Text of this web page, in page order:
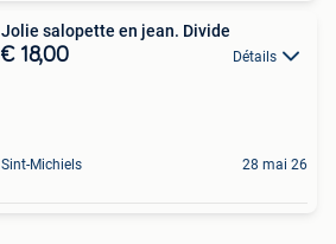
Jolie salopette en jean. Divide
€ 18,00 Détails
Sint-Michiels 28 mai 26